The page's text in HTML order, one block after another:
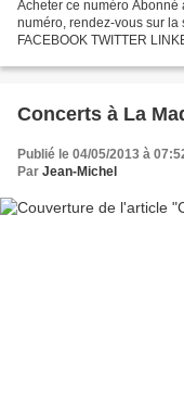
Acheter ce numéro
numéro, rendez-vous sur la
FACEBOOK TWITTER
Concerts à La
Publié le 04/05/2013 à
Par Jean-Michel